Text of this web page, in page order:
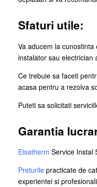
Sfaturi utile:
Va aducem la
instalator sau electrician
Ce trebuie sa faceti
acasa pentru a rezolva
Puteti sa solicitati
Garantia
Elsatherm Service Instal
Preturile practicate de
experientei si